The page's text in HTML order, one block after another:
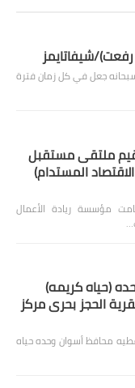
شيفاتايمز
سبحانه جعل في كل زمان فترة
تقيم ملتقى مستقبل
المستدام)
محي على نهج رؤية مصر ٢٠٣٠ أقامت مؤسسة ريادة الأعمال
(حياه كريمه)
الحجز بحرى مركز
محافظ أسوان وحده حياه